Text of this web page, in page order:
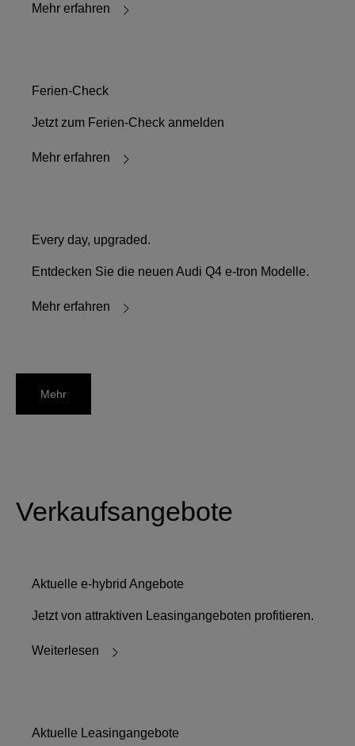
Mehr erfahren
Ferien-Check
Jetzt zum Ferien-Check anmelden
Mehr erfahren
Every day, upgraded.
Entdecken Sie die neuen Audi Q4 e-tron Modelle.
Mehr erfahren
Mehr
Verkaufsangebote
Aktuelle e-hybrid Angebote
Jetzt von attraktiven Leasingangeboten profitieren.
Weiterlesen
Aktuelle Leasingangebote